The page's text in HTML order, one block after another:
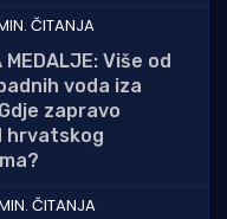
ČITANJA
MEDALJE: Više od
voda iza
zapravo
hrvatskog
ČITANJA